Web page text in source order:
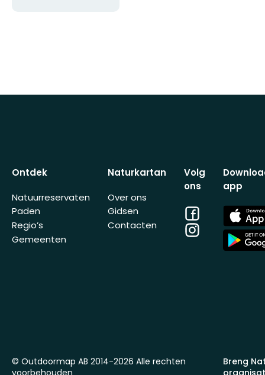
Ontdek
Natuurreservaten
Paden
Regio’s
Gemeenten
Naturkartan
Over ons
Gidsen
Contacten
Volg
ons
Facebook
Instagram
app
App
Store
App
Store
Breng
© Outdoormap AB 2014-2026 Alle rechten
voorbehouden